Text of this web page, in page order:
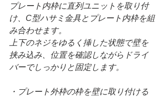
プレート内枠に直列ユニットを取り付
け、C型ハサミ金具とプレート内枠を組
み合わせます。
上下のネジをゆるく挿した状態で壁を
挟み込み、位置を確認しながらドライ
バーでしっかりと固定します。
・プレート外枠の枠を壁に取り付ける